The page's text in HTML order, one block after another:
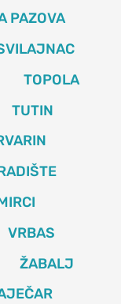
PAZOVA
TOPOLA
TUTIN
VRBAS
ŽABALJ